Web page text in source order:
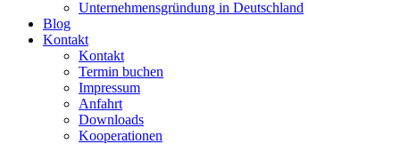
Unternehmensgründung in Deutschland
Blog
Kontakt
Kontakt
Termin buchen
Impressum
Anfahrt
Downloads
Kooperationen